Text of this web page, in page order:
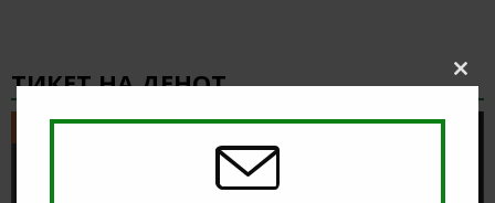
ТИКЕТ НА ДЕНОТ
ТИКЕТ НА ДЕНОТ
Close
this